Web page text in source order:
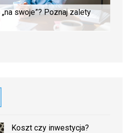
swoje”? Poznaj zalety
Koszt czy inwestycja?